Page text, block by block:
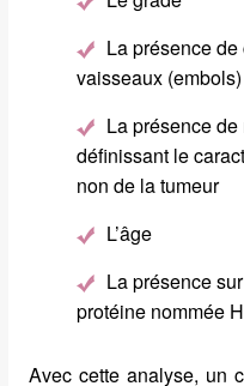
La présence
vaisseaux (embols)
La présence
définissant le
non de la tumeur
L’âge
La présence
protéine nommée
Avec cette analyse, un